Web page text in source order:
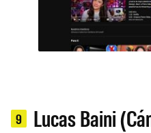
9 Lucas Baini